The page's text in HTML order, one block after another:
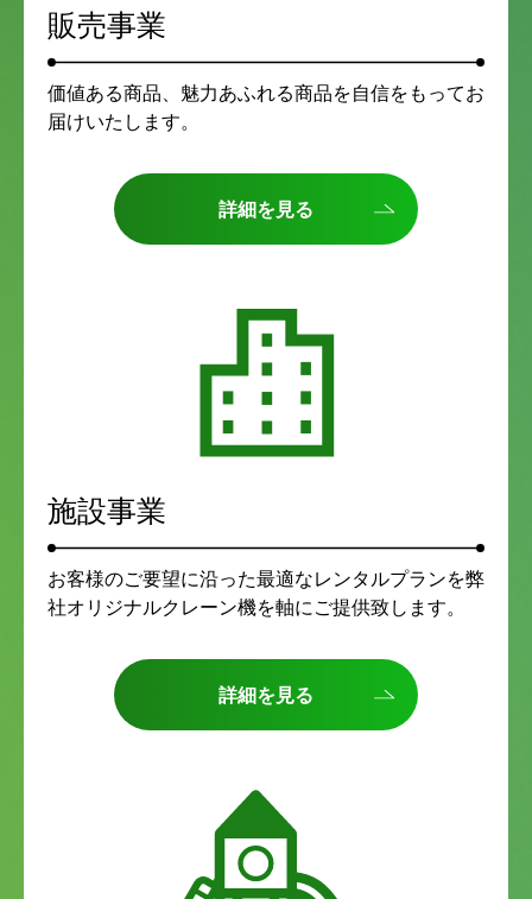
販売事業
価値ある商品、魅力あふれる商品を自信をもってお
届けいたします。
詳細を見る
施設事業
お客様のご要望に沿った最適なレンタルプランを弊
社オリジナルクレーン機を軸にご提供致します。
詳細を見る